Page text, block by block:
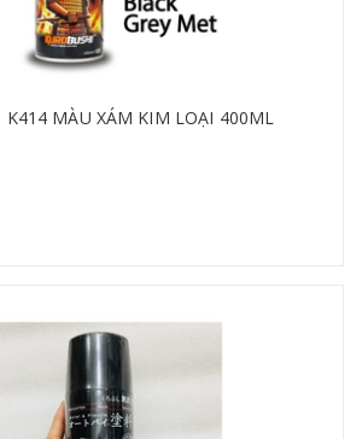
MÀU XÁM KIM LOẠI 400ML